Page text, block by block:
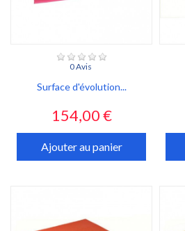
0 Avis
Surface d'évolution...
Prix
154,00 €
Ajouter au panier